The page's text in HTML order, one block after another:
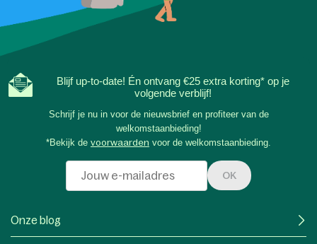
Blijf up-to-date! Én ontvang €25 extra korting* op je
volgende verblijf!
Schrijf je nu in voor de nieuwsbrief en profiteer van de
welkomstaanbieding!
*Bekijk de voorwaarden voor de welkomstaanbieding.
OK
Onze blog